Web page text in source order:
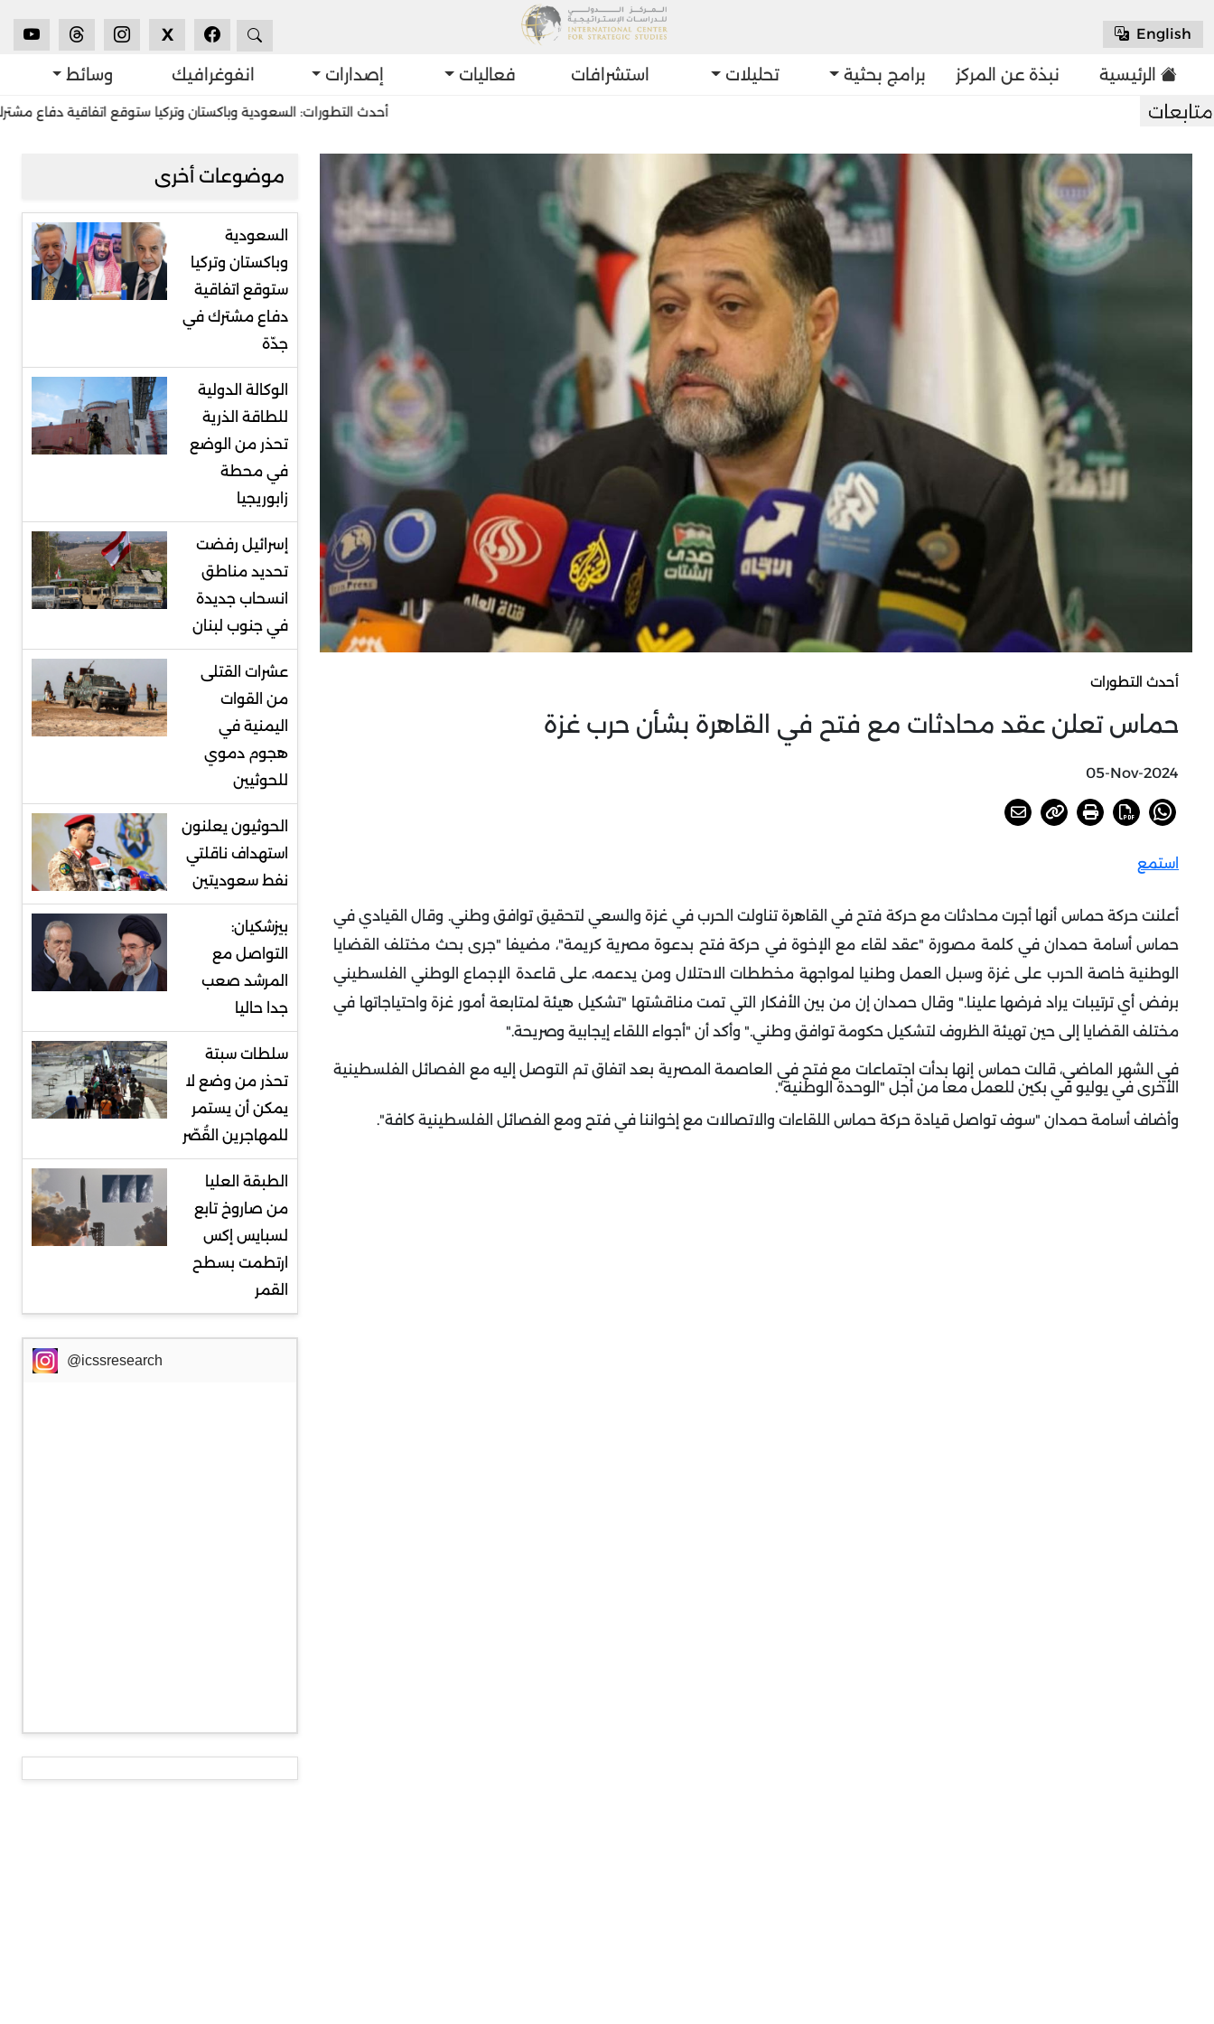
English
X
الرئيسية نبذة عن المركز برامج بحثية تحليلات استشرافات فعاليات إصدارات انفوغرافيك وسائط
أحدث التطورات: السعودية وباكستان وتركيا ستوقع اتفاقية دفاع مشترك في جدّة
أحدث التطورات
حماس تعلن عقد محادثات مع فتح في القاهرة بشأن حرب غزة
05-Nov-2024
استمع
أعلنت حركة حماس أنها أجرت محادثات مع حركة فتح في القاهرة تناولت الحرب في غزة والسعي لتحقيق توافق وطني. وقال القيادي في
حماس أسامة حمدان في كلمة مصورة "عقد لقاء مع الإخوة في حركة فتح بدعوة مصرية كريمة"، مضيفا "جرى بحث مختلف القضايا
الوطنية خاصة الحرب على غزة وسبل العمل وطنيا لمواجهة مخططات الاحتلال ومن يدعمه، على قاعدة الإجماع الوطني الفلسطيني
برفض أي ترتيبات يراد فرضها علينا". وقال حمدان إن من بين الأفكار التي تمت مناقشتها "تشكيل هيئة لمتابعة أمور غزة واحتياجاتها في
مختلف القضايا إلى حين تهيئة الظروف لتشكيل حكومة توافق وطني". وأكد أن "أجواء اللقاء إيجابية وصريحة".
في الشهر الماضي، قالت حماس إنها بدأت اجتماعات مع فتح في العاصمة المصرية بعد اتفاق تم التوصل إليه مع الفصائل الفلسطينية
الأخرى في يوليو في بكين للعمل معا من أجل "الوحدة الوطنية".
وأضاف أسامة حمدان "سوف تواصل قيادة حركة حماس اللقاءات والاتصالات مع إخواننا في فتح ومع الفصائل الفلسطينية كافة".
موضوعات أخرى
السعودية
وباكستان وتركيا
ستوقع اتفاقية
دفاع مشترك في
جدّة
الوكالة الدولية
للطاقة الذرية
تحذر من الوضع
في محطة
زابوريجيا
إسرائيل رفضت
تحديد مناطق
انسحاب جديدة
في جنوب لبنان
عشرات القتلى
من القوات
اليمنية في
هجوم دموي
للحوثيين
الحوثيون يعلنون
استهداف ناقلتي
نفط سعوديتين
بيزشكيان:
التواصل مع
المرشد صعب
جدا حاليا
سلطات سبتة
تحذر من وضع لا
يمكن أن يستمر
للمهاجرين القُصّر
الطبقة العليا
من صاروخ تابع
لسبايس إكس
ارتطمت بسطح
القمر
@icssresearch